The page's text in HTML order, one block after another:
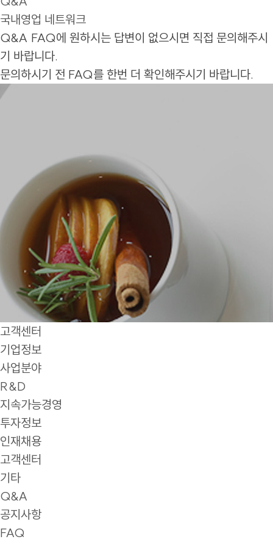
국내영업 네트워크
Q&A FAQ에 원하시는 답변이 없으시면 직접 문의해주시
기 바랍니다.
문의하시기 전 FAQ를 한번 더 확인해주시기 바랍니다.
고객센터
기업정보
사업분야
R&D
지속가능경영
투자정보
인재채용
고객센터
기타
Q&A
공지사항
FAQ